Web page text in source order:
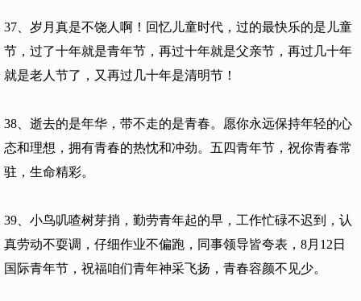
37、岁月真是不饶人啊！回忆儿童时代，过的最快乐的是儿童
节，过了十年就是青年节，再过十年就是父亲节，再过几十年
就是老人节了，又再过几十年是清明节！
38、逝去的是年华，带不走的是青春。愿你永远保持年轻的心
态和理想，拥有青春的热忱和冲劲。五四青年节，祝你青春常
驻，生命精彩。
39、小鸟叽喳树芽捎，勤劳青年起的早，工作忙碌不迟到，认
真劳动不耍调，仔细作业不偏跑，同事领导皆夸表，8月12日
国际青年节，祝福咱们青年神采飞扬，青春容颜不见少。